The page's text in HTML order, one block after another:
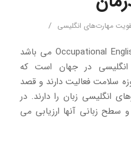
مهارت‌های انگلیسی /
آزمون OET که مخفف Occupational English Test می باشد
انگلیسی در جهان است که
فعالیت دارند و قصد
انگلیسی زبان را دارند. در
سطح زبانی آنها ارزیابی می